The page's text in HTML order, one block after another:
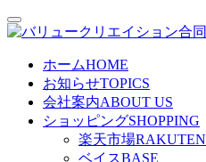
ホームHOME
お知らせTOPICS
会社案内ABOUT US
ショッピングSHOPPING
楽天市場RAKUTEN
ベイスBASE